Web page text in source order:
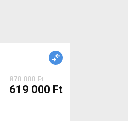
870 000 Ft
619 000 Ft